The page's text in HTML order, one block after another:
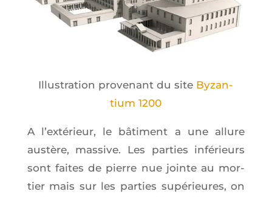
Illus­tra­tion pro­ve­nant du site Byzan­
tium 1200
A l’ex­té­rieur, le bâti­ment a une allure
aus­tère, mas­sive. Les par­ties infé­rieurs
sont faites de pierre nue jointe au mor­
tier mais sur les par­ties supé­rieures, on